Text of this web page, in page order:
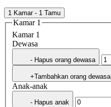
1 Kamar - 1 Tamu
Kamar 1
Kamar 1
Dewasa
- Hapus orang dewasa
+Tambahkan orang dewasa
Anak-anak
- Hapus anak